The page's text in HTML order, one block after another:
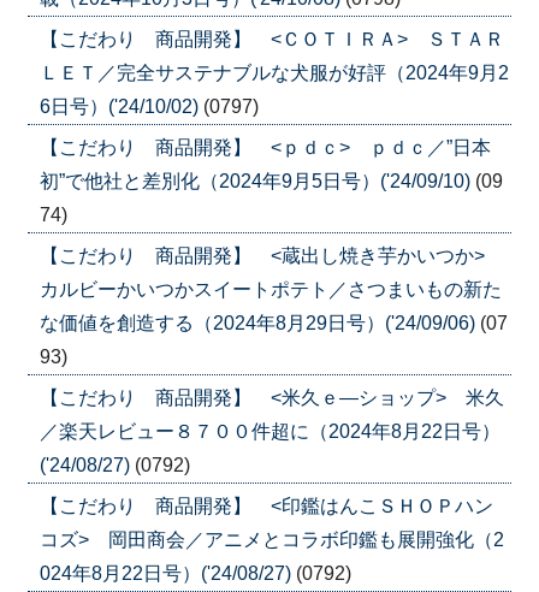
【こだわり 商品開発】 <ＣＯＴＩＲＡ> ＳＴＡＲ
ＬＥＴ／完全サステナブルな犬服が好評（2024年9月2
6日号）('24/10/02) (0797)
【こだわり 商品開発】 <ｐｄｃ> ｐｄｃ／”日本
初”で他社と差別化（2024年9月5日号）('24/09/10) (09
74)
【こだわり 商品開発】 <蔵出し焼き芋かいつか>
カルビーかいつかスイートポテト／さつまいもの新た
な価値を創造する（2024年8月29日号）('24/09/06) (07
93)
【こだわり 商品開発】 <米久ｅ―ショップ> 米久
／楽天レビュー８７００件超に（2024年8月22日号）
('24/08/27) (0792)
【こだわり 商品開発】 <印鑑はんこＳＨＯＰハン
コズ> 岡田商会／アニメとコラボ印鑑も展開強化（2
024年8月22日号）('24/08/27) (0792)